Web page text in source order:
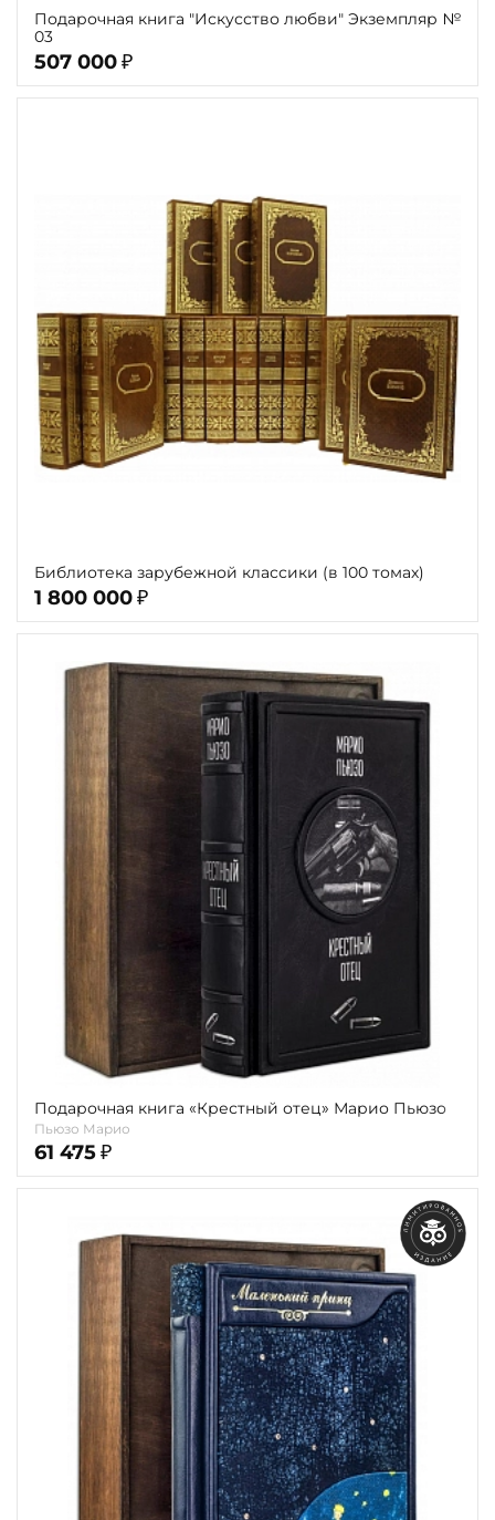
Подарочная книга "Искусство любви" Экземпляр №
03
507 000 ₽
Библиотека зарубежной классики (в 100 томах)
1 800 000 ₽
Подарочная книга «Крестный отец» Марио Пьюзо
Пьюзо Марио
61 475 ₽